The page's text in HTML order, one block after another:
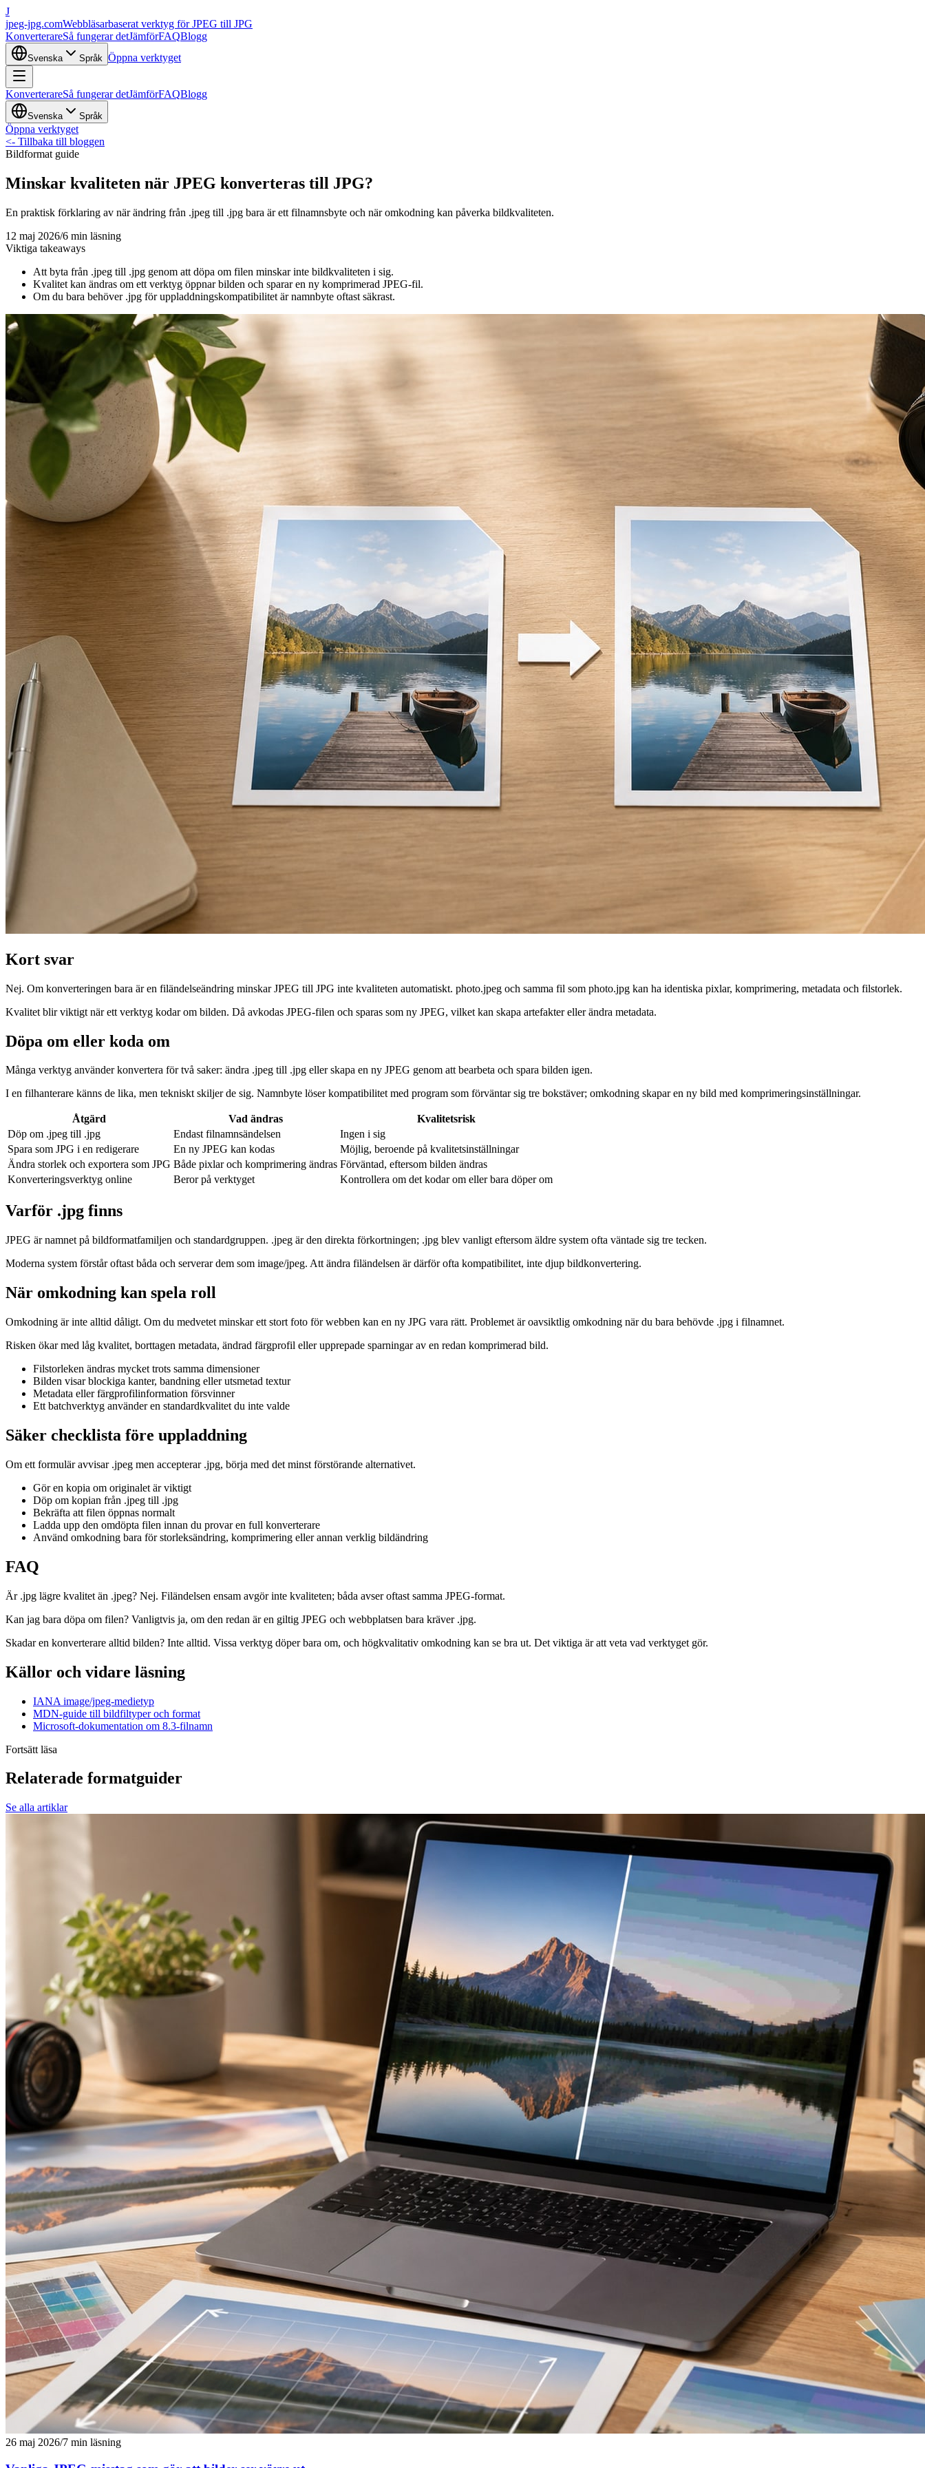
J
jpeg-jpg.comWebbläsarbaserat verktyg för JPEG till JPG
KonverterareSå fungerar detJämförFAQBlogg
Svenska Språk Öppna verktyget
KonverterareSå fungerar detJämförFAQBlogg
Svenska Språk
Öppna verktyget
<- Tillbaka till bloggen
Bildformat guide
Minskar kvaliteten när JPEG konverteras till JPG?
En praktisk förklaring av när ändring från .jpeg till .jpg bara är ett filnamnsbyte och när omkodning kan påverka bildkvaliteten.
12 maj 2026/6 min läsning
Viktiga takeaways
Att byta från .jpeg till .jpg genom att döpa om filen minskar inte bildkvaliteten i sig.
Kvalitet kan ändras om ett verktyg öppnar bilden och sparar en ny komprimerad JPEG-fil.
Om du bara behöver .jpg för uppladdningskompatibilitet är namnbyte oftast säkrast.
Kort svar
Nej. Om konverteringen bara är en filändelseändring minskar JPEG till JPG inte kvaliteten automatiskt. photo.jpeg och samma fil som photo.jpg kan ha identiska pixlar, komprimering, metadata och filstorlek.
Kvalitet blir viktigt när ett verktyg kodar om bilden. Då avkodas JPEG-filen och sparas som ny JPEG, vilket kan skapa artefakter eller ändra metadata.
Döpa om eller koda om
Många verktyg använder konvertera för två saker: ändra .jpeg till .jpg eller skapa en ny JPEG genom att bearbeta och spara bilden igen.
I en filhanterare känns de lika, men tekniskt skiljer de sig. Namnbyte löser kompatibilitet med program som förväntar sig tre bokstäver; omkodning skapar en ny bild med komprimeringsinställningar.
Åtgärd Vad ändras
Kvalitetsrisk
Döp om .jpeg till .jpg
Endast filnamnsändelsen
Ingen i sig
Spara som JPG i en redigerare
En ny JPEG kan kodas
Möjlig, beroende på kvalitetsinställningar
Ändra storlek och exportera som JPG Både pixlar och komprimering ändras Förväntad, eftersom bilden ändras
Konverteringsverktyg online
Beror på verktyget Kontrollera om det kodar om eller bara döper om
Varför .jpg finns
JPEG är namnet på bildformatfamiljen och standardgruppen. .jpeg är den direkta förkortningen; .jpg blev vanligt eftersom äldre system ofta väntade sig tre tecken.
Moderna system förstår oftast båda och serverar dem som image/jpeg. Att ändra filändelsen är därför ofta kompatibilitet, inte djup bildkonvertering.
När omkodning kan spela roll
Omkodning är inte alltid dåligt. Om du medvetet minskar ett stort foto för webben kan en ny JPG vara rätt. Problemet är oavsiktlig omkodning när du bara behövde .jpg i filnamnet.
Risken ökar med låg kvalitet, borttagen metadata, ändrad färgprofil eller upprepade sparningar av en redan komprimerad bild.
Filstorleken ändras mycket trots samma dimensioner
Bilden visar blockiga kanter, bandning eller utsmetad textur
Metadata eller färgprofilinformation försvinner
Ett batchverktyg använder en standardkvalitet du inte valde
Säker checklista före uppladdning
Om ett formulär avvisar .jpeg men accepterar .jpg, börja med det minst förstörande alternativet.
Gör en kopia om originalet är viktigt
Döp om kopian från .jpeg till .jpg
Bekräfta att filen öppnas normalt
Ladda upp den omdöpta filen innan du provar en full konverterare
Använd omkodning bara för storleksändring, komprimering eller annan verklig bildändring
FAQ
Är .jpg lägre kvalitet än .jpeg? Nej. Filändelsen ensam avgör inte kvaliteten; båda avser oftast samma JPEG-format.
Kan jag bara döpa om filen? Vanligtvis ja, om den redan är en giltig JPEG och webbplatsen bara kräver .jpg.
Skadar en konverterare alltid bilden? Inte alltid. Vissa verktyg döper bara om, och högkvalitativ omkodning kan se bra ut. Det viktiga är att veta vad verktyget gör.
Källor och vidare läsning
IANA image/jpeg-medietyp
MDN-guide till bildfiltyper och format
Microsoft-dokumentation om 8.3-filnamn
Fortsätt läsa
Relaterade formatguider
Se alla artiklar
26 maj 2026/7 min läsning